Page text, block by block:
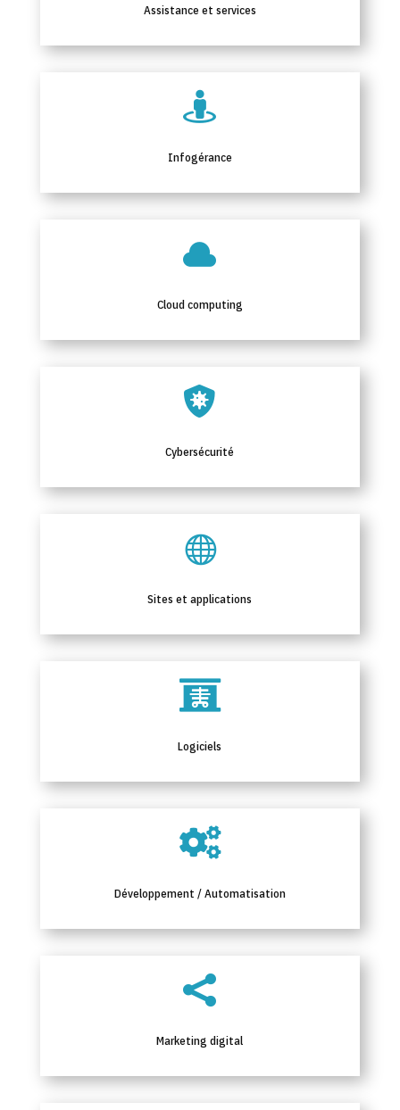
Assistance et services

Infogérance

Cloud computing

Cybersécurité

Sites et applications

Logiciels

Développement / Automatisation

Marketing digital